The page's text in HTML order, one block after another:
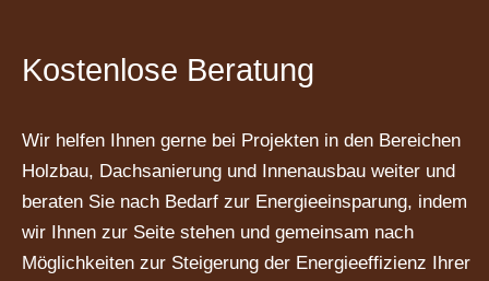
Kostenlose Beratung
Wir helfen Ihnen gerne bei Projekten in den Bereichen
Holzbau, Dachsanierung und Innenausbau weiter und
beraten Sie nach Bedarf zur Energieeinsparung, indem
wir Ihnen zur Seite stehen und gemeinsam nach
Möglichkeiten zur Steigerung der Energieeffizienz Ihrer